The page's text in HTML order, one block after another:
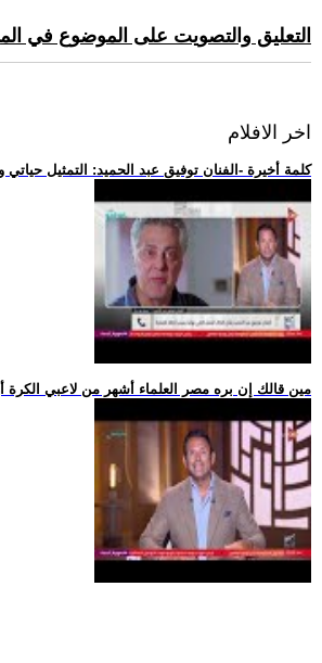
التعليق والتصويت على الموضوع في
اخر الافلام
.. كلمة أخيرة -الفنان توفيق عبد الحميد: التمثيل حياتي
.. مين قالك إن بره مصر العلماء أشهر من لاعبي الكرة